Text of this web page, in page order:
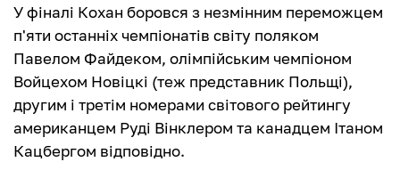
У фіналі Кохан боровся з незмінним переможцем
п'яти останніх чемпіонатів світу поляком
Павелом Файдеком, олімпійським чемпіоном
Войцехом Новіцкі (теж представник Польщі),
другим і третім номерами світового рейтингу
американцем Руді Вінклером та канадцем Ітаном
Кацбергом відповідно.